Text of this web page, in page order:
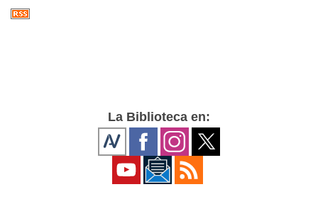
La Biblioteca en: